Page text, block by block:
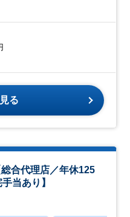
る
合代理店／年休125
当あり】